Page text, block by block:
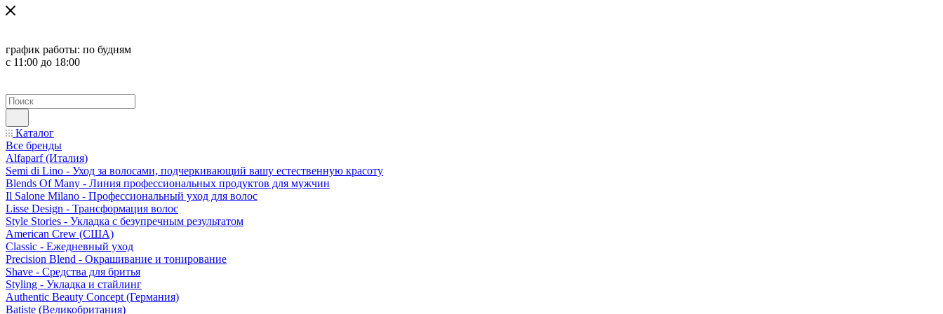
график работы: по будням
с 11:00 до 18:00
Каталог
Все бренды
Alfaparf (Италия)
Semi di Lino - Уход за волосами, подчеркивающий вашу естественную красоту
Blends Of Many - Линия профессиональных продуктов для мужчин
Il Salone Milano - Профессиональный уход для волос
Lisse Design - Трансформация волос
Style Stories - Укладка с безупречным результатом
American Crew (США)
Classic - Ежедневный уход
Precision Blend - Окрашивание и тонирование
Shave - Средства для бритья
Styling - Укладка и стайлинг
Authentic Beauty Concept (Германия)
Batiste (Великобритания)